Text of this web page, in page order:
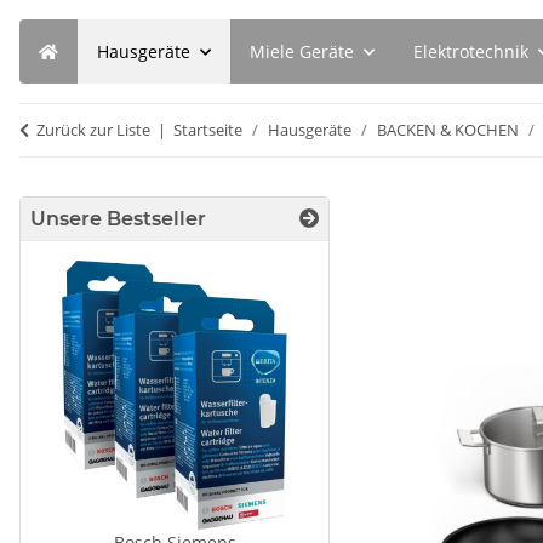
Hausgeräte Miele Geräte Elektrotechnik
Zurück zur Liste Startseite Hausgeräte BACKEN & KOCHEN
Unsere Bestseller